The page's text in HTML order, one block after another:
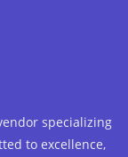
specializing
to excellence,